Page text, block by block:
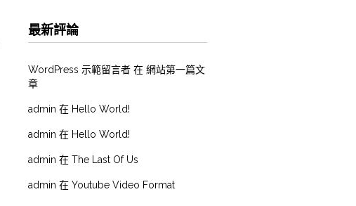
最新評論
WordPress 示範留言者 在 網站第一篇文
章
admin 在 Hello World!
admin 在 Hello World!
admin 在 The Last Of Us
admin 在 Youtube Video Format